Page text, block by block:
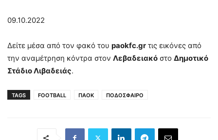
09.10.2022
Δείτε μέσα από τον φακό του paokfc.gr τις εικόνες από
την αναμέτρηση κόντρα στον Λεβαδειακό στο Δημοτικό
Στάδιο Λιβαδειάς.
TAGS FOOTBALL ΠΑΟΚ ΠΟΔΟΣΦΑΙΡΟ